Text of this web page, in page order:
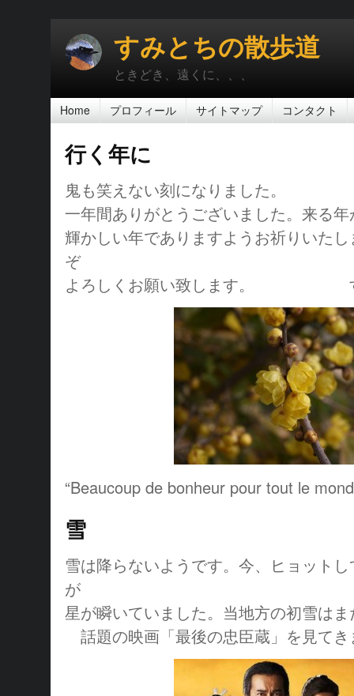
すみとちの散歩道
ときどき、遠くに、、、
Home プロフィール サイトマップ コンタクト
行く年に
鬼も笑えない刻になりました。
一年間ありがとうございました。来る
輝かしい年でありますようお祈りい
ぞ
よろしくお願い致します。
“Beaucoup de bonheur pour tout le
雪
雪は降らないようです。今、ヒョット
が
星が瞬いていました。当地方の初雪は
話題の映画「最後の忠臣蔵」を見てき